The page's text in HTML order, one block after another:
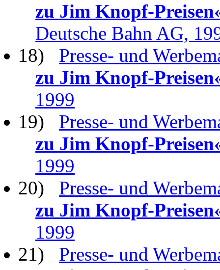
zu Jim Knopf-
Deutsche Bahn AG,
18) Presse- und
zu Jim Knopf-
1999
19) Presse- und
zu Jim Knopf-
1999
20) Presse- und
zu Jim Knopf-
1999
21) Presse- und